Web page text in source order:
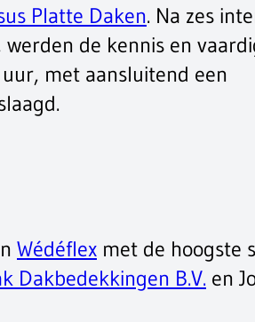
Platte Daken. Na zes
de kennis en
met aansluitend een
Wédéflex met de hoogste
Dakbedekkingen B.V. en